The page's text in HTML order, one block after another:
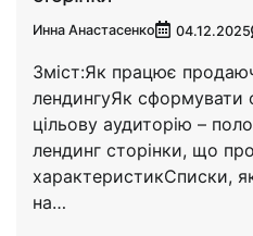
Инна Анастасенко 04.12.2025
Зміст:Як працює
лендингуЯк сформувати
цільову аудиторію –
лендинг сторінки, що
характеристикСписки,
на…